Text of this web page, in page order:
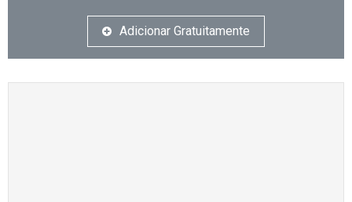
Adicionar Gratuitamente